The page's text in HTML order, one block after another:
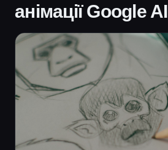
анімації Google AI